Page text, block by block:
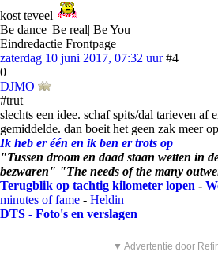
kost teveel
Be dance |Be real| Be You
Eindredactie Frontpage
zaterdag 10 juni 2017, 07:32 uur #4
0
DJMO
#trut
slechts een idee. schaf spits/dal tarieven af
gemiddelde. dan boeit het geen zak meer
Ik heb er één en ik ben er trots op
"Tussen droom en daad staan wetten in
bezwaren" "The needs of the many
Terugblik op tachtig kilometer lopen -
minutes of fame - Heldin
DTS - Foto's en verslagen
▼ Advertentie door